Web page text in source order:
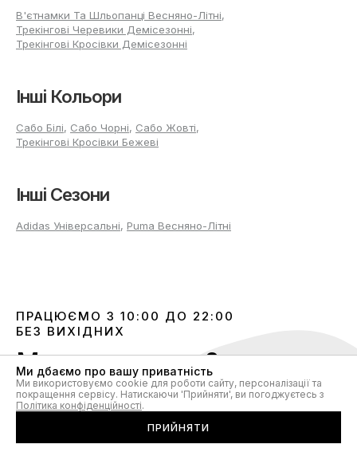
В'єтнамки Та Шльопанці Весняно-Літні,
Трекінгові Черевики Демісезонні,
Трекінгові Кросівки Демісезонні
Інші Кольори
Сабо Білі, Сабо Чорні, Сабо Жовті,
Трекінгові Кросівки Бежеві
Інші Сезони
Adidas Універсальні, Puma Весняно-Літні
ПРАЦЮЄМО З 10:00 ДО 22:00
БЕЗ ВИХІДНИХ
Маєте питання?
Звʼяжіться з нами
Ми дбаємо про вашу приватність
Ми використовуємо cookie для роботи сайту, персоналізації та
покращення сервісу. Натискаючи 'Прийняти', ви погоджуєтесь з
Політика конфіденційності.
ПРИЙНЯТИ